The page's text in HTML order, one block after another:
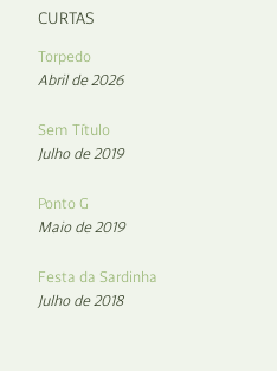
CURTAS
Torpedo
Abril de 2026
Sem Título
Julho de 2019
Ponto G
Maio de 2019
Festa da Sardinha
Julho de 2018